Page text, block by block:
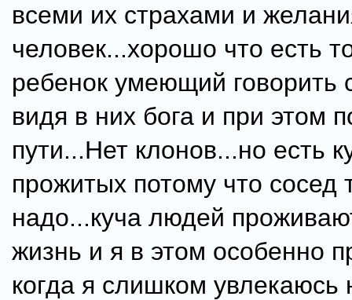
всеми их страхами и
человек...хорошо что есть
ребенок умеющий говорить
видя в них бога и при этом
пути...Нет клонов...но есть
прожитых потому что сосед
надо...куча людей
жизнь и я в этом особенно
когда я слишком увлекаюсь